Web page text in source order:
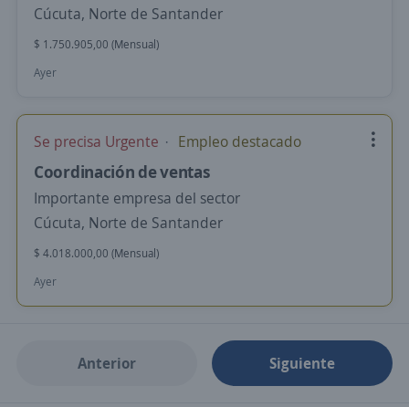
Cúcuta, Norte de Santander
$ 1.750.905,00 (Mensual)
Ayer
Se precisa Urgente Empleo destacado
Coordinación de ventas
Importante empresa del sector
Cúcuta, Norte de Santander
$ 4.018.000,00 (Mensual)
Ayer
Anterior Siguiente